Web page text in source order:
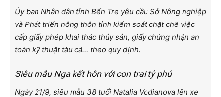
Ủy ban Nhân dân tỉnh Bến Tre yêu cầu Sở Nông nghiệp
và Phát triển nông thôn tỉnh kiểm soát chặt chẽ việc
cấp giấy phép khai thác thủy sản, giấy chứng nhận an
toàn kỹ thuật tàu cá… theo quy định.
Siêu mẫu Nga kết hôn với con trai tỷ phú
Ngày 21/9, siêu mẫu 38 tuổi Natalia Vodianova lên xe